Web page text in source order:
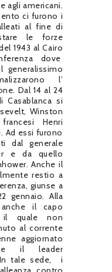
agli americani.
ci furono i
al fine di
le forze
1943 al Cairo
dove
generalissimo
l’
Dal 14 al 24
Casablanca si
Winston
Henri
Ad essi furono
dal generale
e da quello
Anche il
restio a
giunse a
gennaio. Alla
il capo
il quale non
al corrente
aggiornato
il leader
tale sede,
i